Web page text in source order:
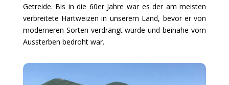
Getreide. Bis in die 60er Jahre war es der am meisten
verbreitete Hartweizen in unserem Land, bevor er von
moderneren Sorten verdrängt wurde und beinahe vom
Aussterben bedroht war.